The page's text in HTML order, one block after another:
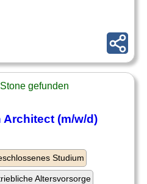
gefunden
Architect (m/w/d)
Studium
Altersvorsorge